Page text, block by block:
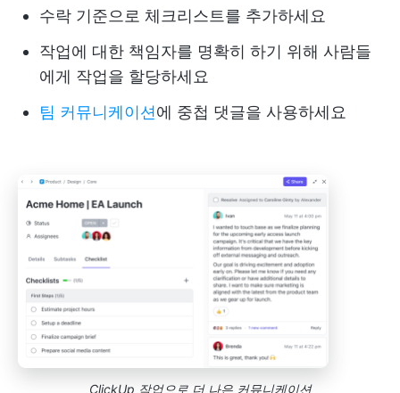
수락 기준으로 체크리스트를 추가하세요
작업에 대한 책임자를 명확히 하기 위해 사람들
에게 작업을 할당하세요
팀 커뮤니케이션에 중첩 댓글을 사용하세요
ClickUp 작업으로 더 나은 커뮤니케이션